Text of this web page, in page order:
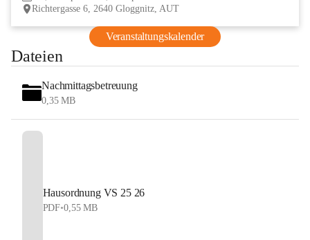
Richtergasse 6, 2640 Gloggnitz, AUT
Veranstaltungskalender
Dateien
Nachmittagsbetreuung
0,35 MB
Hausordnung VS 25 26
PDF•0,55 MB